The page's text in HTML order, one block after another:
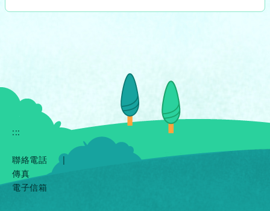
:::
聯絡電話
|
傳真
電子信箱